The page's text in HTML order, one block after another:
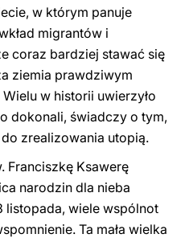
w którym panuje
migrantów i
coraz bardziej stawać się
ziemia prawdziwym
Wielu w historii uwierzyło
dokonali, świadczy o tym,
zrealizowania utopią.
Franciszkę Ksawerę
narodzin dla nieba
listopada, wiele wspólnot
Ta mała wielka